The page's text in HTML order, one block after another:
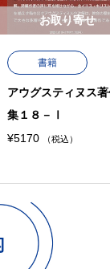
書籍
アウグスティヌス
集１８－Ⅰ
¥5170 （税込）
お取り寄せ